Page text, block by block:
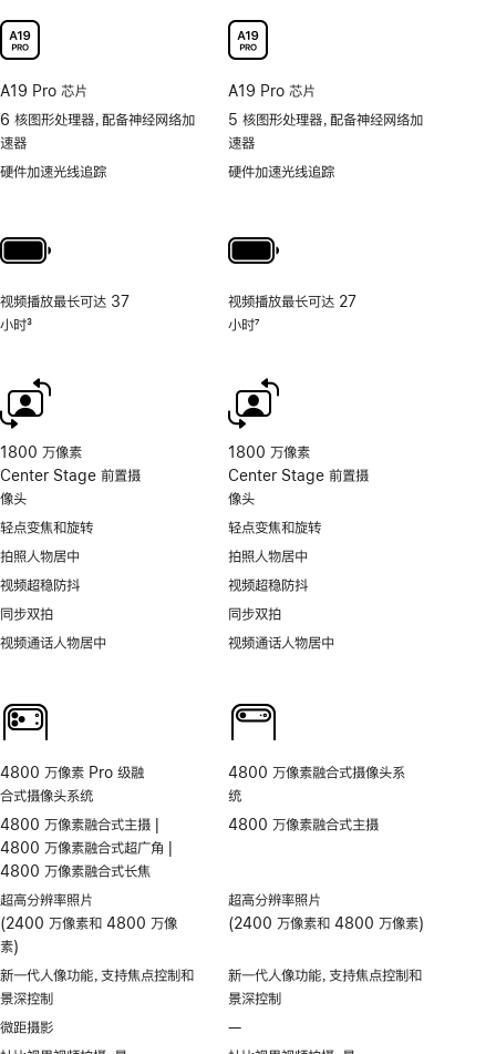
A19 Pro 芯片
6 核图形处理器，配备神经网络加
速器
硬件加速光线追踪
视频播放最长可达 37
小时3
1800 万像素
Center Stage 前置摄
像头
轻点变焦和旋转
拍照人物居中
视频超稳防抖
同步双拍
视频通话人物居中
4800 万像素 Pro 级融
合式摄像头系统
4800 万像素融合式主摄 |
4800 万像素融合式超广角 |
4800 万像素融合式长焦
超高分辨率照片
(2400 万像素和 4800 万像
素)
新一代人像功能，支持焦点控制和
景深控制
微距摄影
A19 Pro 芯片
5 核图形处理器，配备神经网络加
速器
硬件加速光线追踪
视频播放最长可达 27
小时7
1800 万像素
Center Stage 前置摄
像头
轻点变焦和旋转
拍照人物居中
视频超稳防抖
同步双拍
视频通话人物居中
4800 万像素融合式摄像头系
统
4800 万像素融合式主摄
超高分辨率照片
(2400 万像素和 4800 万像素)
新一代人像功能，支持焦点控制和
景深控制
—